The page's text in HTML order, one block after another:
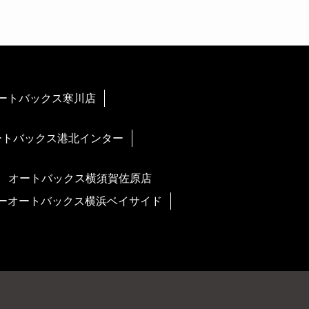
トバックス寒川店
バックス港北インター
オートバックス横須賀佐原店
オートバックス横浜ベイサイド